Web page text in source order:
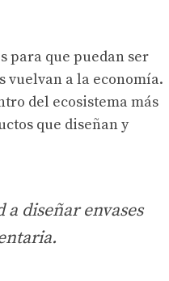
para que puedan ser
vuelvan a la economía.
del ecosistema más
que diseñan y
diseñar envases